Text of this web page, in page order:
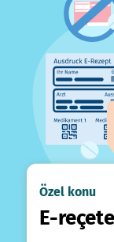
Özel konu
E-